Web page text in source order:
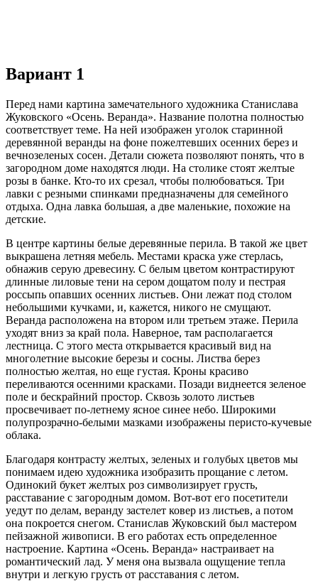
Вариант 1
Перед нами картина замечательного художника Станислава
Жуковского «Осень. Веранда». Название полотна полностью
соответствует теме. На ней изображен уголок старинной
деревянной веранды на фоне пожелтевших осенних берез и
вечнозеленых сосен. Детали сюжета позволяют понять, что в
загородном доме находятся люди. На столике стоят желтые
розы в банке. Кто-то их срезал, чтобы полюбоваться. Три
лавки с резными спинками предназначены для семейного
отдыха. Одна лавка большая, а две маленькие, похожие на
детские.
В центре картины белые деревянные перила. В такой же цвет
выкрашена летняя мебель. Местами краска уже стерлась,
обнажив серую древесину. С белым цветом контрастируют
длинные лиловые тени на сером дощатом полу и пестрая
россыпь опавших осенних листьев. Они лежат под столом
небольшими кучками, и, кажется, никого не смущают.
Веранда расположена на втором или третьем этаже. Перила
уходят вниз за край пола. Наверное, там располагается
лестница. С этого места открывается красивый вид на
многолетние высокие березы и сосны. Листва берез
полностью желтая, но еще густая. Кроны красиво
переливаются осенними красками. Позади виднеется зеленое
поле и бескрайний простор. Сквозь золото листьев
просвечивает по-летнему ясное синее небо. Широкими
полупрозрачно-белыми мазками изображены перисто-кучевые
облака.
Благодаря контрасту желтых, зеленых и голубых цветов мы
понимаем идею художника изобразить прощание с летом.
Одинокий букет желтых роз символизирует грусть,
расставание с загородным домом. Вот-вот его посетители
уедут по делам, веранду застелет ковер из листьев, а потом
она покроется снегом. Станислав Жуковский был мастером
пейзажной живописи. В его работах есть определенное
настроение. Картина «Осень. Веранда» настраивает на
романтический лад. У меня она вызвала ощущение тепла
внутри и легкую грусть от расставания с летом.